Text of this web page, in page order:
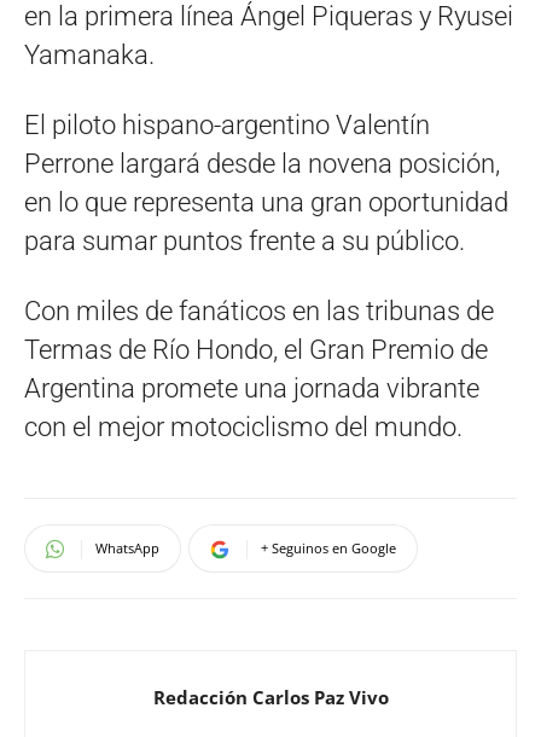
en la primera línea Ángel Piqueras y Ryusei
Yamanaka.
El piloto hispano-argentino Valentín
Perrone largará desde la novena posición,
en lo que representa una gran oportunidad
para sumar puntos frente a su público.
Con miles de fanáticos en las tribunas de
Termas de Río Hondo, el Gran Premio de
Argentina promete una jornada vibrante
con el mejor motociclismo del mundo.
WhatsApp + Seguinos en Google
Redacción Carlos Paz Vivo